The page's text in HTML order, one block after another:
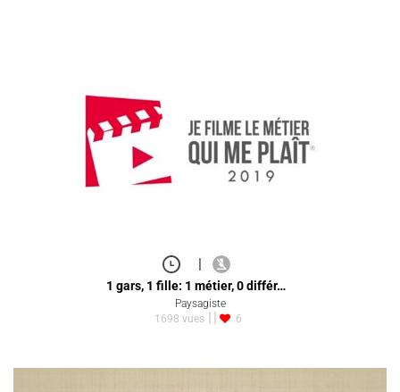
|
1 gars, 1 fille: 1 métier, 0 différ…
Paysagiste
1698 vues
6